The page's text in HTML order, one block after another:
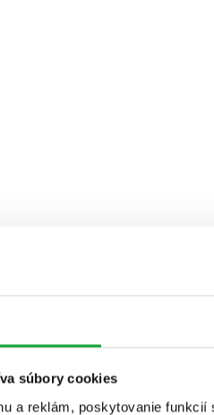
súbory cookies
a reklám, poskytovanie